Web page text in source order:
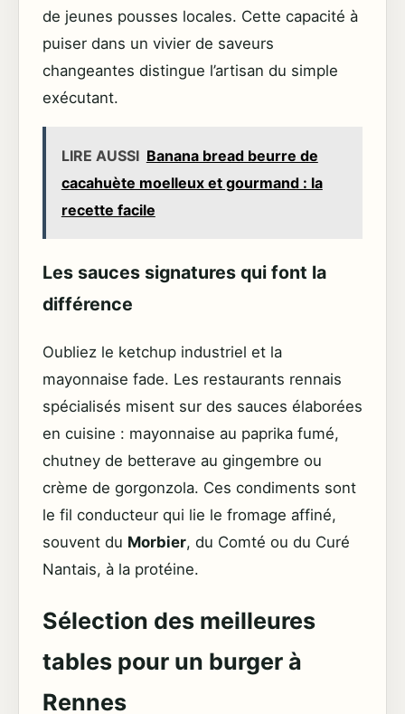
de jeunes pousses locales. Cette capacité à
puiser dans un vivier de saveurs
changeantes distingue l’artisan du simple
exécutant.
LIRE AUSSI Banana bread beurre de
cacahuète moelleux et gourmand : la
recette facile
Les sauces signatures qui font la
différence
Oubliez le ketchup industriel et la
mayonnaise fade. Les restaurants rennais
spécialisés misent sur des sauces élaborées
en cuisine : mayonnaise au paprika fumé,
chutney de betterave au gingembre ou
crème de gorgonzola. Ces condiments sont
le fil conducteur qui lie le fromage affiné,
souvent du Morbier, du Comté ou du Curé
Nantais, à la protéine.
Sélection des meilleures
tables pour un burger à
Rennes